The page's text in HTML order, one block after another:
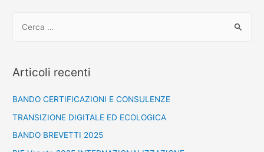
Articoli recenti
BANDO CERTIFICAZIONI E CONSULENZE
TRANSIZIONE DIGITALE ED ECOLOGICA
BANDO BREVETTI 2025